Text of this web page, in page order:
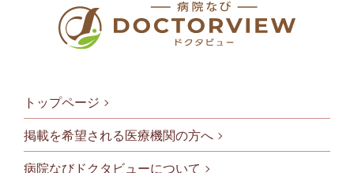
トップページ
掲載を希望される医療機関の方へ
病院なびドクタビューについて